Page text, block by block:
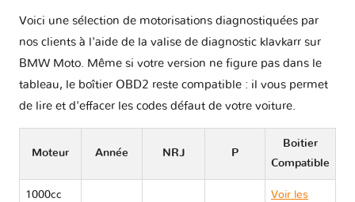
Voici une sélection de motorisations diagnostiquées par
nos clients à l'aide de la valise de diagnostic klavkarr sur
BMW Moto. Même si votre version ne figure pas dans le
tableau, le boîtier OBD2 reste compatible : il vous permet
de lire et d'effacer les codes défaut de votre voiture.
Moteur Année NRJ P
Boitier
Compatible
1000cc
Voir les